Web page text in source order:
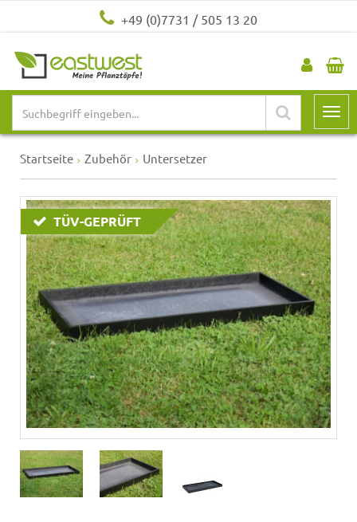
+49 (0)7731 / 505 13 20
Startseite Zubehör Untersetzer
TÜV-GEPRÜFT